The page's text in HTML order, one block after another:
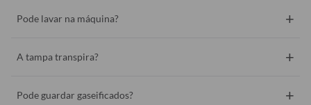
Pode lavar na máquina? +
A tampa transpira? +
Pode guardar gaseificados? +